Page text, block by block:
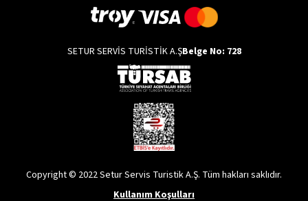
SETUR SERVİS TURİSTİK A.ŞBelge No: 728
Copyright © 2022 Setur Servis Turistik A.Ş. Tüm hakları saklıdır.
Kullanım Koşulları